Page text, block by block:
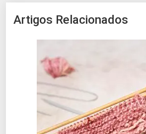
Artigos Relacionados